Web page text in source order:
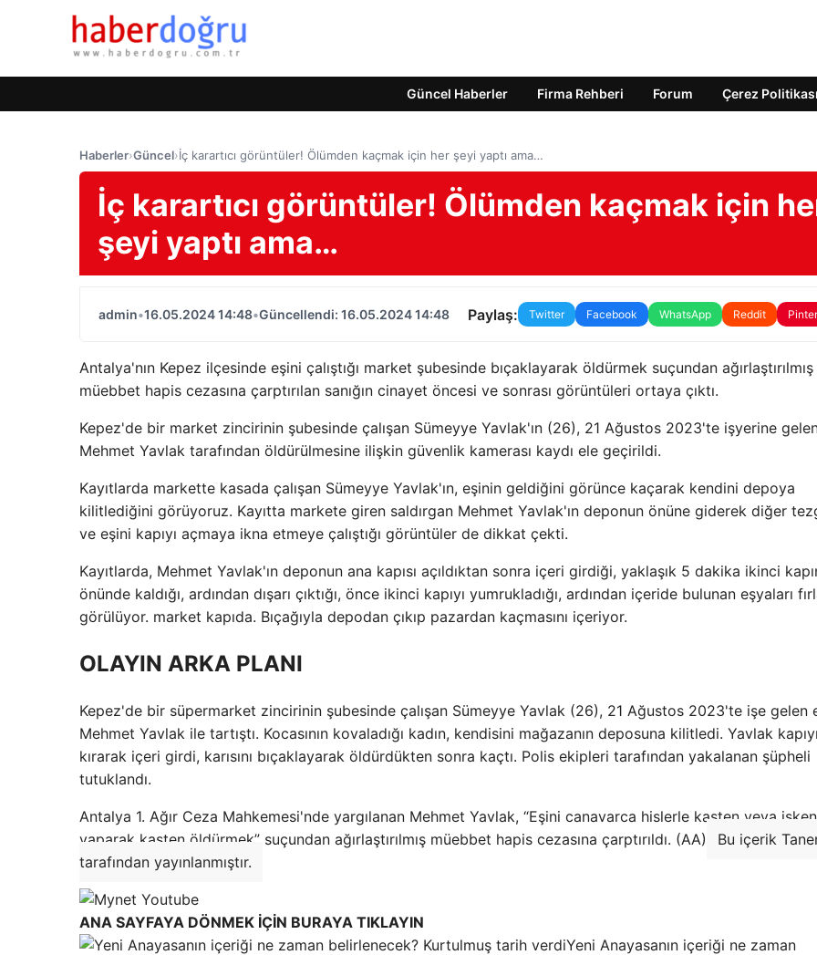
Güncel Haberler Firma Rehberi Forum Çerez Politikası
Haberler›Güncel›İç karartıcı görüntüler! Ölümden kaçmak için her şeyi yaptı ama…
İç karartıcı görüntüler! Ölümden kaçmak için
şeyi yaptı ama…
admin•16.05.2024 14:48•Güncellendi: 16.05.2024 14:48 Paylaş: Twitter Facebook WhatsApp Reddit
Antalya'nın Kepez ilçesinde eşini çalıştığı market şubesinde bıçaklayarak öldürmek suçundan ağırlaştırılmış
müebbet hapis cezasına çarptırılan sanığın cinayet öncesi ve sonrası görüntüleri ortaya çıktı.
Kepez'de bir market zincirinin şubesinde çalışan Sümeyye Yavlak'ın (26), 21 Ağustos 2023'te işyerine
Mehmet Yavlak tarafından öldürülmesine ilişkin güvenlik kamerası kaydı ele geçirildi.
Kayıtlarda markette kasada çalışan Sümeyye Yavlak'ın, eşinin geldiğini görünce kaçarak kendini depoya
kilitlediğini görüyoruz. Kayıtta markete giren saldırgan Mehmet Yavlak'ın deponun önüne giderek diğer
ve eşini kapıyı açmaya ikna etmeye çalıştığı görüntüler de dikkat çekti.
Kayıtlarda, Mehmet Yavlak'ın deponun ana kapısı açıldıktan sonra içeri girdiği, yaklaşık 5 dakika ikinci
önünde kaldığı, ardından dışarı çıktığı, önce ikinci kapıyı yumrukladığı, ardından içeride bulunan eşyaları
görülüyor. market kapıda. Bıçağıyla depodan çıkıp pazardan kaçmasını içeriyor.
OLAYIN ARKA PLANI
Kepez'de bir süpermarket zincirinin şubesinde çalışan Sümeyye Yavlak (26), 21 Ağustos 2023'te işe gelen
Mehmet Yavlak ile tartıştı. Kocasının kovaladığı kadın, kendisini mağazanın deposuna kilitledi. Yavlak kapıyı
kırarak içeri girdi, karısını bıçaklayarak öldürdükten sonra kaçtı. Polis ekipleri tarafından yakalanan şüpheli
tutuklandı.
Antalya 1. Ağır Ceza Mahkemesi'nde yargılanan Mehmet Yavlak, “Eşini canavarca hislerle kasten veya
yaparak kasten öldürmek” suçundan ağırlaştırılmış müebbet hapis cezasına çarptırıldı. (AA)
Bu içerik
tarafından yayınlanmıştır.
ANA SAYFAYA DÖNMEK İÇİN BURAYA TIKLAYIN
Yeni Anayasanın içeriği ne zaman